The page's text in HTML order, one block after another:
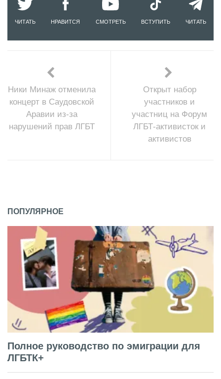
ЧИТАТЬ НРАВИТСЯ СМОТРЕТЬ ВСТУПИТЬ ЧИТАТЬ
Ники Минаж отменила
концерт в Саудовской
Аравии из-за
нарушений прав ЛГБТ
Открыт набор
участников и
участниц на Форум
ЛГБТ-активисток и
активистов
ПОПУЛЯРНОЕ
Полное руководство по эмиграции для
ЛГБТК+